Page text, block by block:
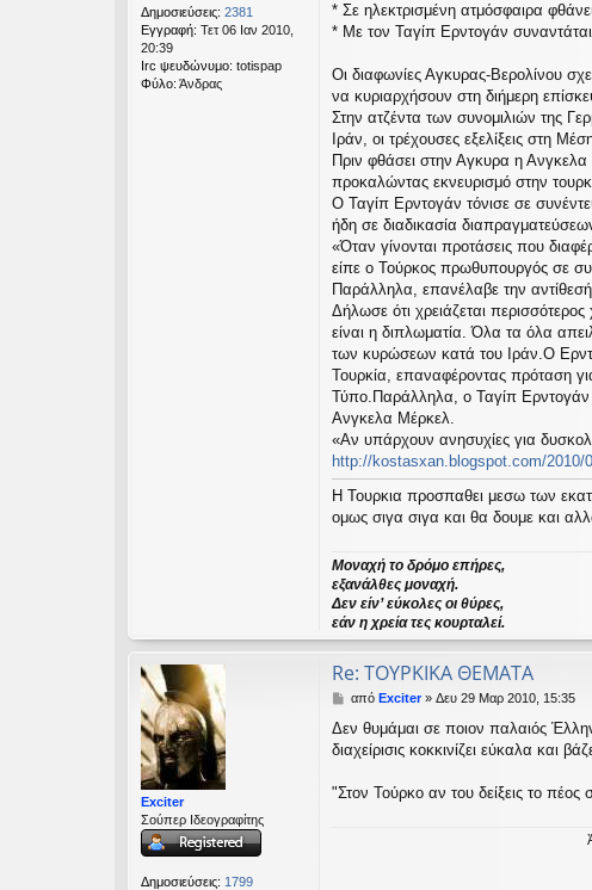
Δημοσιεύσεις: 2381
Εγγραφή: Τετ 06 Ιαν 2010,
20:39
Irc ψευδώνυμο: totispap
Φύλο: Άνδρας
σ
η
* Σε ηλεκτρισμένη ατμόσφαιρα
* Με τον Ταγίπ Ερντογάν
Οι διαφωνίες Αγκυρας-Βερολίνου
να κυριαρχήσουν στη διήμερη
Στην ατζέντα των συνομιλιών της
Ιράν, οι τρέχουσες εξελίξεις στη
Πριν φθάσει στην Αγκυρα η
προκαλώντας εκνευρισμό στην
Ο Ταγίπ Ερντογάν τόνισε σε
ήδη σε διαδικασία
«Όταν γίνονται προτάσεις που
είπε ο Τούρκος πρωθυπουργός σε
Παράλληλα, επανέλαβε την
Δήλωσε ότι χρειάζεται
είναι η διπλωματία. Όλα τα όλα
των κυρώσεων κατά του Ιράν.Ο
Τουρκία, επαναφέροντας πρόταση
Τύπο.Παράλληλα, ο Ταγίπ Ερντογάν
Ανγκελα Μέρκελ.
«Αν υπάρχουν ανησυχίες για
http://kostasxan.blogspot.com/2010/
Η Τουρκια προσπαθει μεσω των
ομως σιγα σιγα και θα δουμε και
Μοναχή το δρόμο επήρες,
εξανάλθες μοναχή.
Δεν είν’ εύκολες οι θύρες,
εάν η χρεία τες κουρταλεί.
Exciter
Σούπερ Ιδεογραφίτης
Δημοσιεύσεις: 1799
Re: TΟΥΡΚΙΚΑ ΘΕΜΑΤΑ
Δ
μ
ο
ί
από Exciter» Δευ 29 Μαρ 2010, 15:35
Δεν θυμάμαι σε ποιον παλαιός
διαχείρισις κοκκινίζει εύκαλα και
"Στον Τούρκο αν του δείξεις το πέος